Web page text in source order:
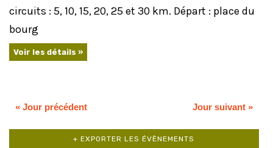
circuits : 5, 10, 15, 20, 25 et 30 km. Départ : place du
bourg
Voir les détails »
« Jour précédent Jour suivant »
+ EXPORTER LES ÉVÈNEMENTS